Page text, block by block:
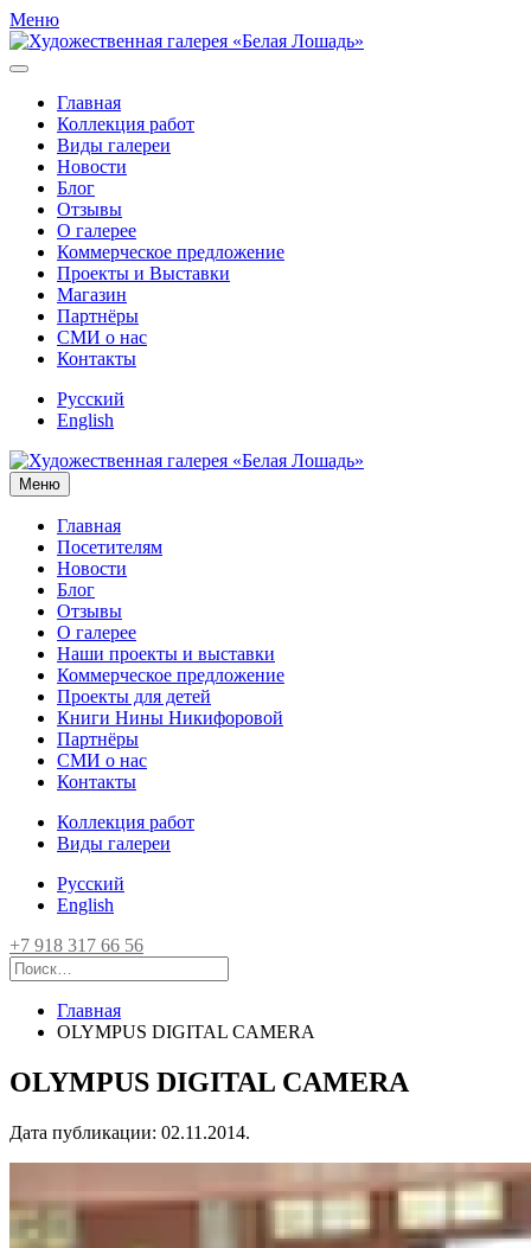
Меню
Главная
Коллекция работ
Виды галереи
Новости
Блог
Отзывы
О галерее
Коммерческое предложение
Проекты и Выставки
Магазин
Партнёры
СМИ о нас
Контакты
Русский
English
Меню
Главная
Посетителям
Новости
Блог
Отзывы
О галерее
Наши проекты и выставки
Коммерческое предложение
Проекты для детей
Книги Нины Никифоровой
Партнёры
СМИ о нас
Контакты
Коллекция работ
Виды галереи
Русский
English
+7 918 317 66 56
Главная
OLYMPUS DIGITAL CAMERA
OLYMPUS DIGITAL CAMERA
Дата публикации: 02.11.2014.